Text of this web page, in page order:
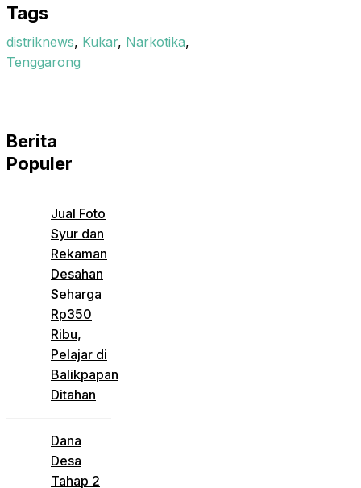
Tags
distriknews, Kukar, Narkotika,
Tenggarong
Berita
Populer
Jual Foto
Syur dan
Rekaman
Desahan
Seharga
Rp350
Ribu,
Pelajar di
Balikpapan
Ditahan
Dana
Desa
Tahap 2